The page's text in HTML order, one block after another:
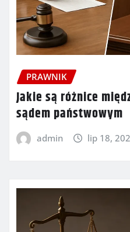
PRAWNIK
Jakie są różnice
sądem państwowym
admin lip 18,